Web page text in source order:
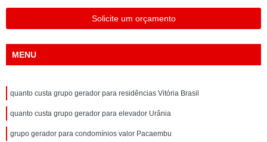
Solicite um orçamento
MENU
quanto custa grupo gerador para residências Vitória Brasil
quanto custa grupo gerador para elevador Urânia
grupo gerador para condomínios valor Pacaembu